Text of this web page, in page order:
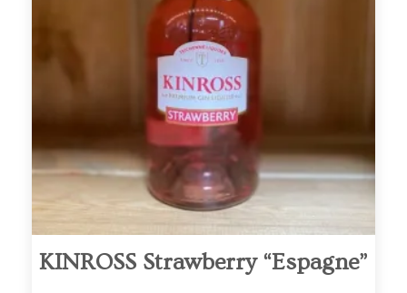
KINROSS Strawberry “Espagne”